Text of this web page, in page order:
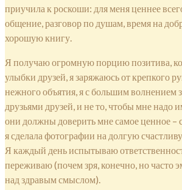
приучила к роскоши: для меня ценнее
общение, разговор по душам, время на
хорошую книгу.
Я получаю огромную порцию позитива,
улыбки друзей, я заряжаюсь от крепкого
нежного объятия, я с большим волнением
друзьями друзей, и не то, чтобы мне надо
они должны доверить мне самое ценное –
я сделала фотографии на долгую
Я каждый день испытываю
переживаю (почем зря, конечно, но часто
над здравым смыслом).